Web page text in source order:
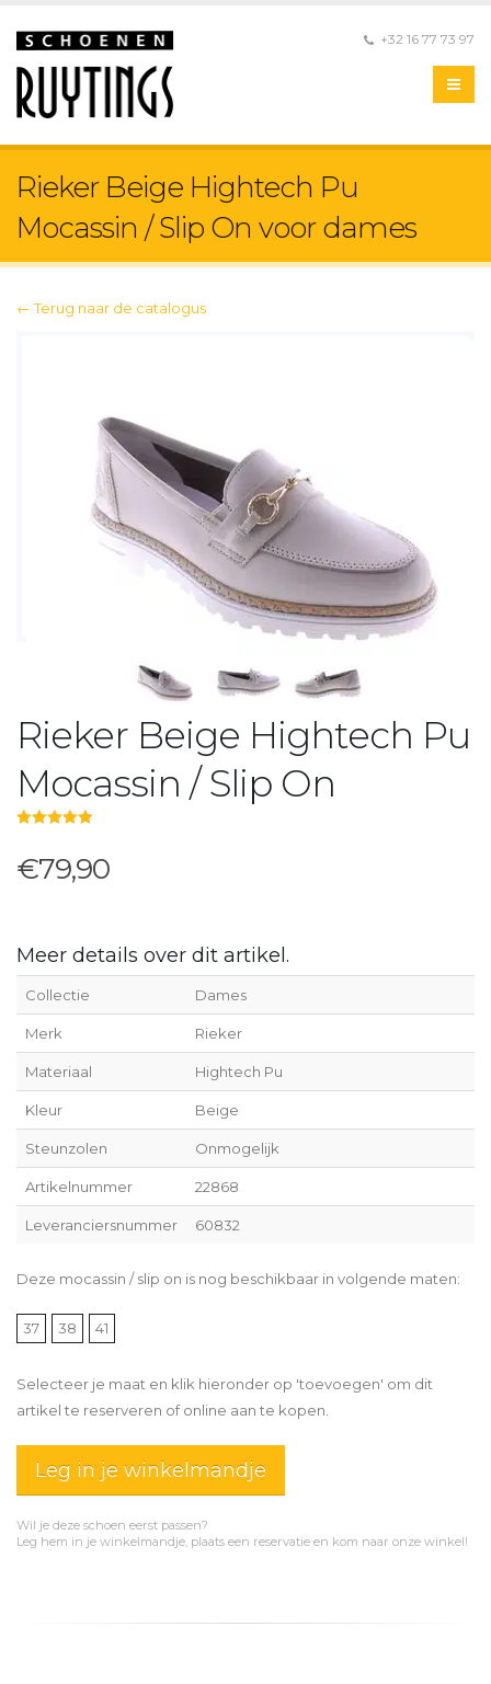
+32 16 77 73 97
Rieker Beige Hightech Pu
Mocassin / Slip On voor dames
← Terug naar de catalogus
Rieker Beige Hightech Pu
Mocassin / Slip On
€79,90
Meer details over dit artikel.
Collectie Dames
Merk Rieker
Materiaal Hightech Pu
Kleur Beige
Steunzolen Onmogelijk
Artikelnummer 22868
Leveranciersnummer 60832
Deze mocassin / slip on is nog beschikbaar in volgende maten:
37 38 41
Selecteer je maat en klik hieronder op 'toevoegen' om dit
artikel te reserveren of online aan te kopen.
Leg in je winkelmandje
Wil je deze schoen eerst passen?
Leg hem in je winkelmandje, plaats een reservatie en kom naar onze winkel!